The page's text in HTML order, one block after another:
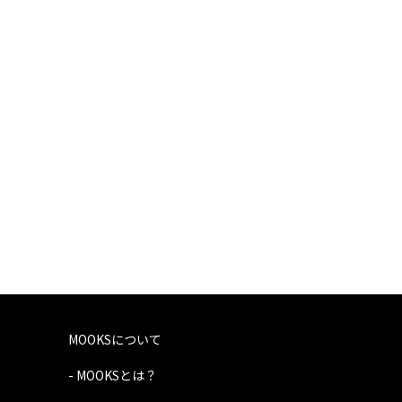
MOOKSについて
- MOOKSとは？